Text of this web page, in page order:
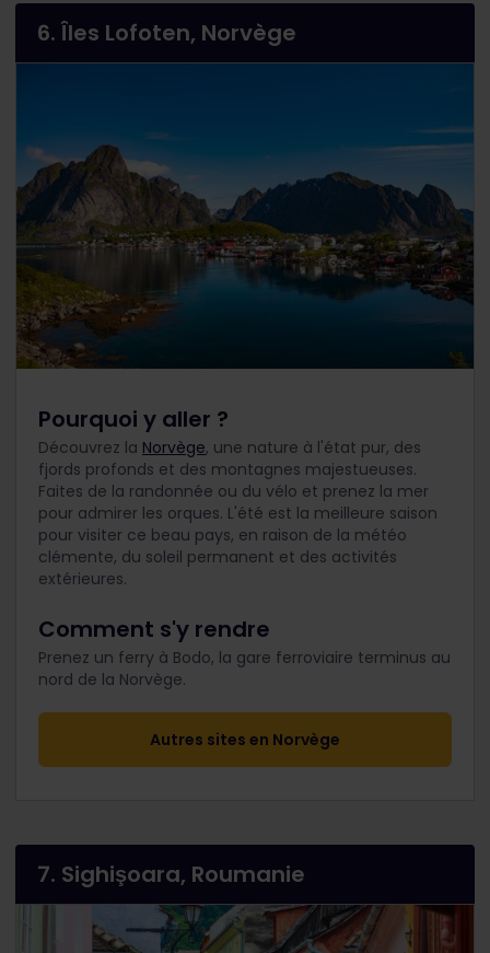
6. Îles Lofoten, Norvège
Pourquoi y aller ?
Découvrez la Norvège, une nature à l'état pur, des
fjords profonds et des montagnes majestueuses.
Faites de la randonnée ou du vélo et prenez la mer
pour admirer les orques. L'été est la meilleure saison
pour visiter ce beau pays, en raison de la météo
clémente, du soleil permanent et des activités
extérieures.
Comment s'y rendre
Prenez un ferry à Bodo, la gare ferroviaire terminus au
nord de la Norvège.
Autres sites en Norvège
7. Sighişoara, Roumanie